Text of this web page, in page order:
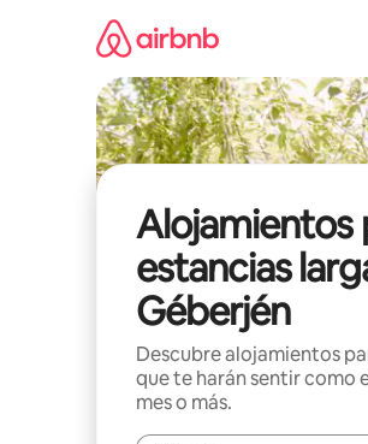
Alojamientos
estancias
Géberjén
Descubre alojamientos
que te harán sentir como
mes o más.